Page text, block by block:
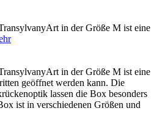
in der Größe M ist eine
in der Größe M ist eine
geöffnet werden kann. Die
lassen die Box besonders
ist in verschiedenen Größen und